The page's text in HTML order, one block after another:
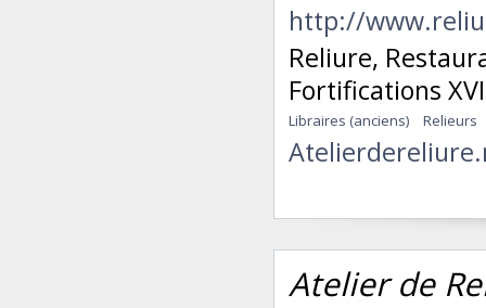
http://
Reliure,
Fortifications
Libraires (anciens) Relieurs
Atelier de